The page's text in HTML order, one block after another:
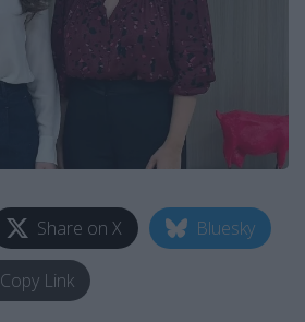
Share on X Bluesky
Copy Link